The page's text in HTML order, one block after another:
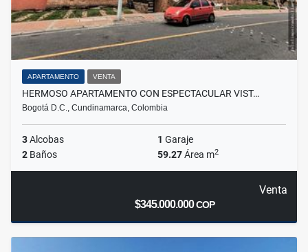
APARTAMENTO VENTA
HERMOSO APARTAMENTO CON ESPECTACULAR VIST…
Bogotá D.C., Cundinamarca, Colombia
3Alcobas 1 Garaje
2 Baños 59.27Área m2
Venta
$345.000.000COP